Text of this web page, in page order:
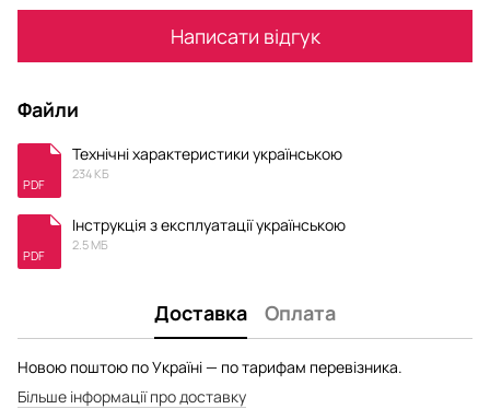
Написати відгук
Файли
PDF
Технічні характеристики українською
234 КБ
PDF
Інструкція з експлуатації українською
2.5 МБ
Доставка Оплата
Новою поштою по Україні — по тарифам перевізника.
Більше інформації про доставку